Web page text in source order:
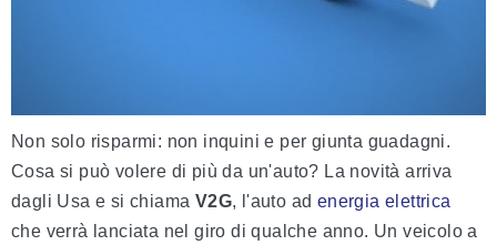
Non solo risparmi: non inquini e per giunta guadagni.
Cosa si può volere di più da un'auto? La novità arriva
dagli Usa e si chiama V2G, l'auto ad energia elettrica
che verrà lanciata nel giro di qualche anno. Un veicolo a